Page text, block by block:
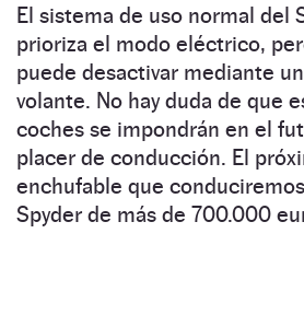
El sistema de uso normal del
prioriza el modo eléctrico,
puede desactivar mediante
volante. No hay duda de que
coches se impondrán en el
placer de conducción. El
enchufable que
Spyder de más de 700.000